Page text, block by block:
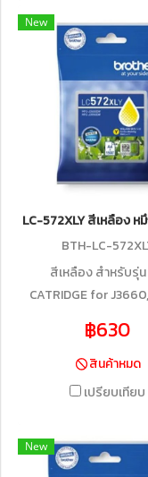
New
LC-572XLY สีเหลือง
BTH-LC-
สีเหลือง สำหรับรุ่น
CATRIDGE for
฿630
สินค้าหมด
เปรียบเทียบ
New